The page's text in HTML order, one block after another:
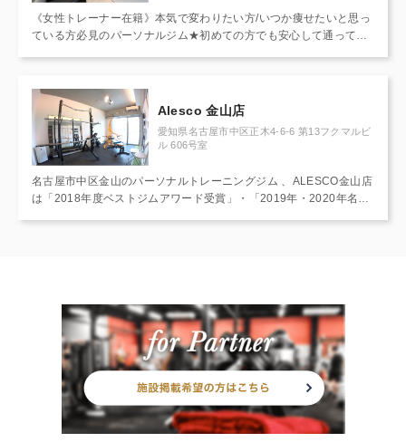
《女性トレーナー在籍》本気で変わりたい方/いつか痩せたいと思っ
ている方必見のパーソナルジム★初めての方でも安心して通ってい
環境で短期集中で目標達成を目指す短期集中プランが大人気★
Alesco 金山店
愛知県名古屋市中区正木4-6‐6 第13フクマルビ
ル 606号室
名古屋市中区金山のパーソナルトレーニングジム 、ALESCO金山店
は「2018年度ベストジムアワード受賞」・「2019年・2020年名古
せてサポート致します。